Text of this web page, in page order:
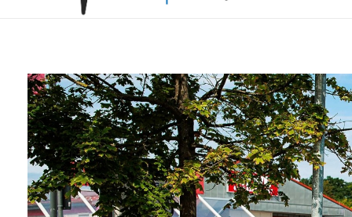
Puls Magazin
Zukunft der Mobilität